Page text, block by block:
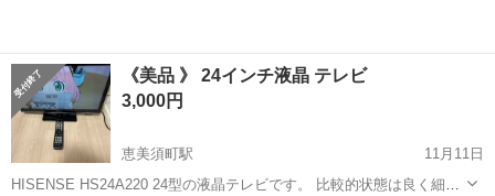
《美品 》 24インチ液晶 テレビ
3,000円
恵美須町駅
11月11日
HISENSE HS24A220 24型の液晶テレビです。 比較的状態は良く細か